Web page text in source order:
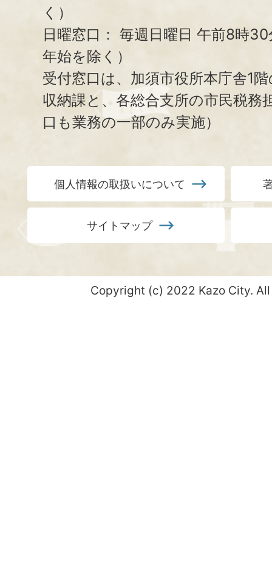
く）
日曜窓口： 毎週日曜日 午前8時
年始を除く）
受付窓口は、加須市役所本庁舎1
収納課と、 各総合支所の市民税務
口も業務の一部のみ実施）
個人情報の取扱いについて
サイトマップ
Copyright (c) 2022 Kazo City.